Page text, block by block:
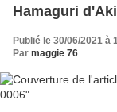
Hamaguri
Publié le 30/06/2021 à
Par maggie 76